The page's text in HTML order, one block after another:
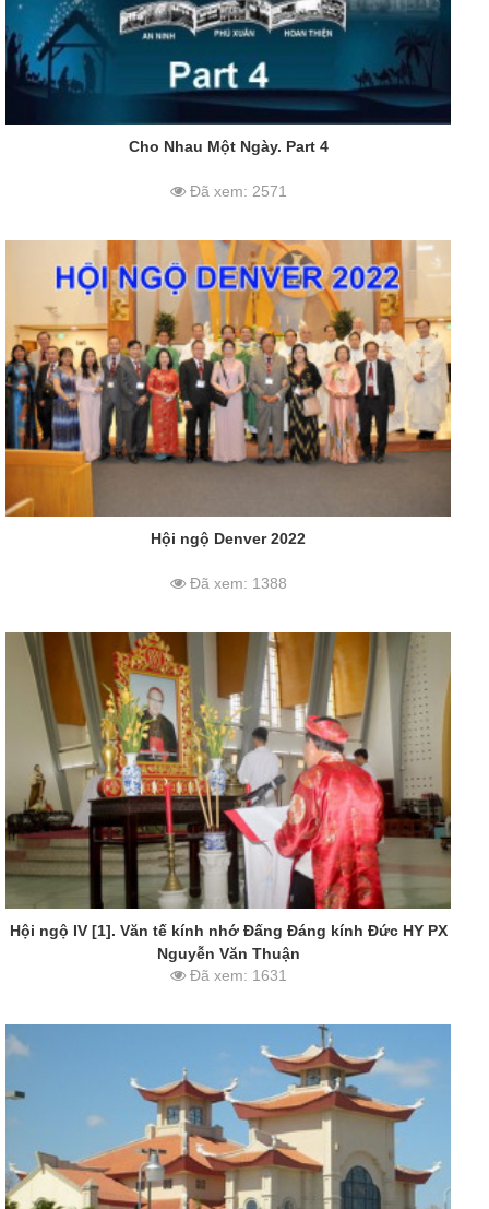
Cho Nhau Một Ngày. Part 4
Đã xem: 2571
Hội ngộ Denver 2022
Đã xem: 1388
Hội ngộ IV [1]. Văn tế kính nhớ Đấng Đáng kính Đức HY PX
Nguyễn Văn Thuận
Đã xem: 1631